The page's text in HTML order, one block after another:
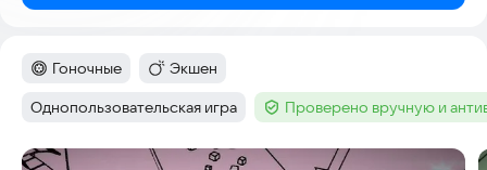
Категория:
Гоночные Категория
Экшен
Тег:
Однопользовательская игра Тег :Проверено вручную и